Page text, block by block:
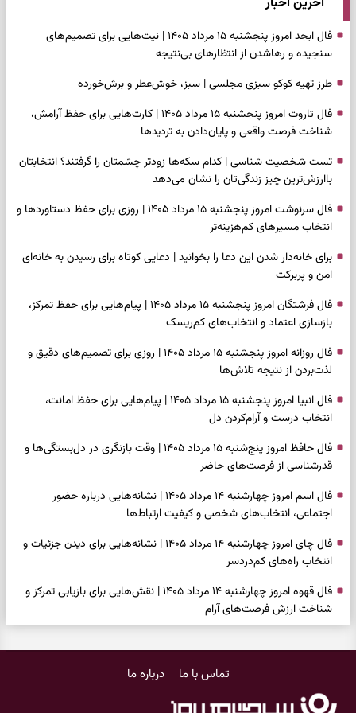
فال ابجد امروز پنجشنبه ۱۵ مرداد ۱۴۰۵ | نیت‌هایی برای تصمیم‌های
سنجیده و رهاشدن از انتظارهای بی‌نتیجه
طرز تهیه کوکو سبزی مجلسی | سبز، خوش‌عطر و برش‌خورده
فال تاروت امروز پنجشنبه ۱۵ مرداد ۱۴۰۵ | کارت‌هایی برای حفظ آرامش،
شناخت فرصت واقعی و پایان‌دادن به تردیدها
تست شخصیت شناسی | کدام سکه‌ها زودتر چشمتان را گرفتند؟ انتخابتان
باارزش‌ترین چیز زندگی‌تان را نشان می‌دهد
فال سرنوشت امروز پنجشنبه ۱۵ مرداد ۱۴۰۵ | روزی برای حفظ دستاوردها و
انتخاب مسیرهای کم‌هزینه‌تر
برای خانه‌دار شدن این دعا را بخوانید | دعایی کوتاه برای رسیدن به خانه‌ای
امن و پربرکت
فال فرشتگان امروز پنجشنبه ۱۵ مرداد ۱۴۰۵ | پیام‌هایی برای حفظ تمرکز،
بازسازی اعتماد و انتخاب‌های کم‌ریسک
فال روزانه امروز پنجشنبه ۱۵ مرداد ۱۴۰۵ | روزی برای تصمیم‌های دقیق و
لذت‌بردن از نتیجه تلاش‌ها
فال انبیا امروز پنجشنبه ۱۵ مرداد ۱۴۰۵ | پیام‌هایی برای حفظ امانت،
انتخاب درست و آرام‌کردن دل
فال حافظ امروز پنج‌شنبه ۱۵ مرداد ۱۴۰۵ | وقت بازنگری در دل‌بستگی‌ها و
قدرشناسی از فرصت‌های حاضر
فال اسم امروز چهارشنبه ۱۴ مرداد ۱۴۰۵ | نشانه‌هایی درباره حضور
اجتماعی، انتخاب‌های شخصی و کیفیت ارتباط‌ها
فال چای امروز چهارشنبه ۱۴ مرداد ۱۴۰۵ | نشانه‌هایی برای دیدن جزئیات و
انتخاب راه‌های کم‌دردسر
فال قهوه امروز چهارشنبه ۱۴ مرداد ۱۴۰۵ | نقش‌هایی برای بازیابی تمرکز و
شناخت ارزش فرصت‌های آرام
فرصت دارید
تماس با ما درباره ما